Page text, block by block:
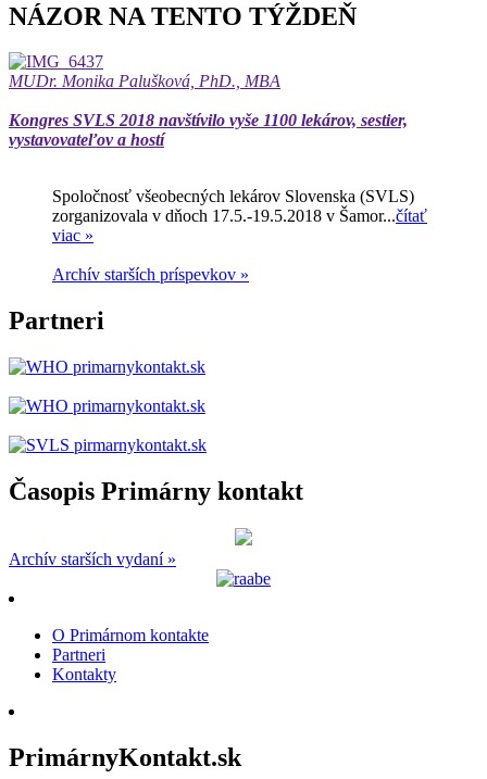
NÁZOR NA TENTO TÝŽDEŇ
MUDr. Monika Palušková, PhD., MBA
Kongres SVLS 2018 navštívilo vyše 1100 lekárov, sestier,
vystavovateľov a hostí
Spoločnosť všeobecných lekárov Slovenska (SVLS)
zorganizovala v dňoch 17.5.-19.5.2018 v Šamor...čítať
viac »
Archív starších príspevkov »
Partneri
Časopis Primárny kontakt
Archív starších vydaní »
O Primárnom kontakte
Partneri
Kontakty
PrimárnyKontakt.sk